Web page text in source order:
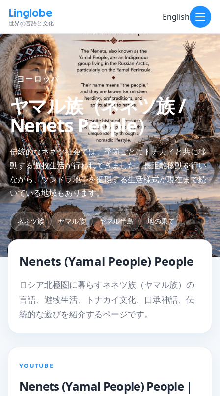
Linglobe
世界の言語と文化
English
ヨーロッパ
ヤマル族（ネネツ族 /
Nenets People）
伝統的なネネツ社会では、季節ごとにトナカイと共に移
動する遊牧生活が行われてきました。長距離移動を行い
ながら、ツンドラ地帯を循環する生活様式が現在まで続
いている地域もあります。
ネネツ族 ヤマル族 ヤマル半島 地の果て
Nenets (Yamal People) People
ロシア北極圏に暮らすネネツ族（ヤマル族）の
言語、遊牧生活、トナカイ文化、口承神話、伝
統的な遊びを紹介するページです。
YOUTUBE
Nenets (Yamal People) People |